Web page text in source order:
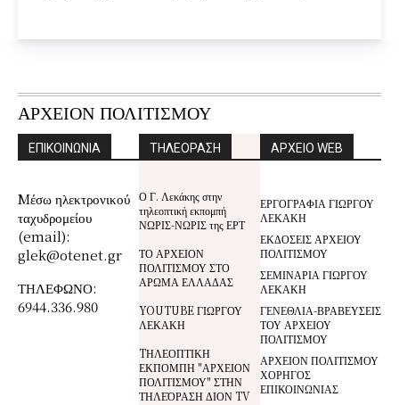
ΑΡΧΕΙΟΝ ΠΟΛΙΤΙΣΜΟΥ
ΕΠΙΚΟΙΝΩΝΙΑ
Mέσω ηλεκτρονικού
ταχυδρομείου
(email):
glek@otenet.gr
ΤΗΛΕΦΩΝΟ:
6944.336.980
ΤΗΛΕΟΡΑΣΗ
Ο Γ. Λεκάκης στην
τηλεοπτική εκπομπή
ΝΩΡΙΣ-ΝΩΡΙΣ της ΕΡΤ
ΤΟ ΑΡΧΕΙΟΝ
ΠΟΛΙΤΙΣΜΟΥ ΣΤΟ
ΑΡΩΜΑ ΕΛΛΑΔΑΣ
YOUTUBE ΓΙΩΡΓΟΥ
ΛΕΚΑΚΗ
TΗΛΕΟΠΤΙΚΗ
ΕΚΠΟΜΠΗ "ΑΡΧΕΙΟΝ
ΠΟΛΙΤΙΣΜΟΥ" ΣΤΗΝ
ΤΗΛΕΌΡΑΣΗ ΔΙΟΝ TV
ΑΡΧΕΙΟ WEB
ΕΡΓΟΓΡΑΦΙΑ ΓΙΩΡΓΟΥ
ΛΕΚΑΚΗ
ΕΚΔΟΣΕΙΣ ΑΡΧΕΙΟΥ
ΠΟΛΙΤΙΣΜΟΥ
ΣΕΜΙΝΑΡΙΑ ΓΙΩΡΓΟΥ
ΛΕΚΑΚΗ
ΓΕΝΕΘΛΙΑ-ΒΡΑΒΕΥΣΕΙΣ
ΤΟΥ ΑΡΧΕΙΟΥ
ΠΟΛΙΤΙΣΜΟΥ
ΑΡΧΕΙΟΝ ΠΟΛΙΤΙΣΜΟΥ
ΧΟΡΗΓΟΣ
ΕΠΙΚΟΙΝΩΝΙΑΣ